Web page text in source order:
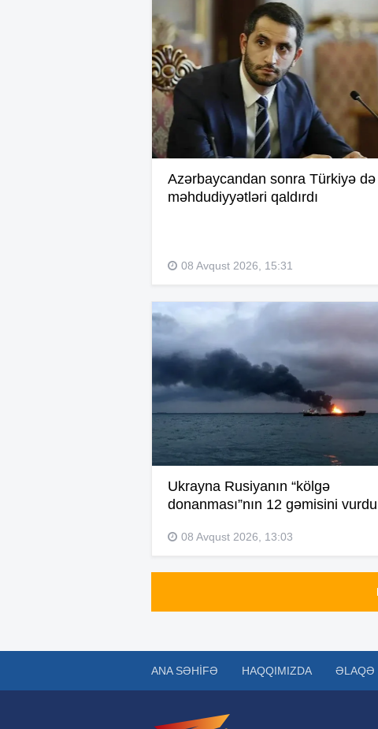
Azərbaycandan sonra Türkiyə də
məhdudiyyətləri qaldırdı
08 Avqust 2026, 15:31
Ukrayna Rusiyanın “kölgə
donanması”nın 12 gəmisini vurdu
08 Avqust 2026, 13:03
ANA SƏHIFƏ HAQQIMIZDA ƏLAQƏ